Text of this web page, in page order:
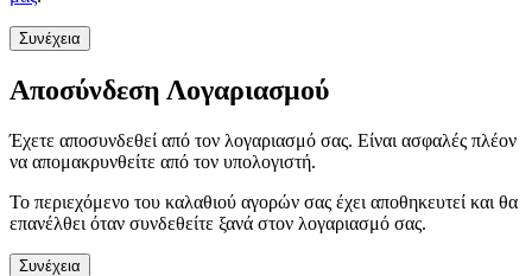
Συνέχεια
Αποσύνδεση Λογαριασμού
Έχετε αποσυνδεθεί από τον λογαριασμό σας. Είναι ασφαλές πλέον
να απομακρυνθείτε από τον υπολογιστή.
Το περιεχόμενο του καλαθιού αγορών σας έχει αποθηκευτεί και θα
επανέλθει όταν συνδεθείτε ξανά στον λογαριασμό σας.
Συνέχεια